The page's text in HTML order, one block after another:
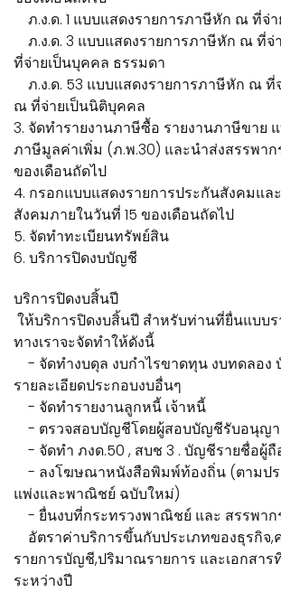
ภ.ง.ด. 1 แบบแสดงรายการภาษีหัก ณ ที่จ่า
ภ.ง.ด. 3 แบบแสดงรายการภาษีหัก ณ ที่
ที่จ่ายเป็นบุคคล ธรรมดา
ภ.ง.ด. 53 แบบแสดงรายการภาษีหัก ณ
ณ ที่จ่ายเป็นนิติบุคคล
3. จัดทำรายงานภาษีซื้อ รายงานภาษีขาย
ภาษีมูลค่าเพิ่ม (ภ.พ.30) และนำส่งสรรพาก
ของเดือนถัดไป
4. กรอกแบบแสดงรายการประกันสังคมแล
สังคมภายในวันที่ 15 ของเดือนถัดไป
5. จัดทำทะเบียนทรัพย์สิน
6. บริการปิดงบบัญชี
บริการปิดงบสิ้นปี
ให้บริการปิดงบสิ้นปี สำหรับท่านที่ยื่นแบบร
ทางเราจะจัดทำให้ดังนี้
- จัดทำงบดุล งบกำไรขาดทุน งบทดลอง
รายละเอียดประกอบงบอื่นๆ
- จัดทำรายงานลูกหนี้ เจ้าหนี้
- ตรวจสอบบัญชีโดยผู้สอบบัญชีรับอนุญ
- จัดทำ ภงด.50 , สบช 3 . บัญชีรายชื่อผู้
- ลงโฆษณาหนังสือพิมพ์ท้องถิ่น (ตามป
แพ่งและพาณิชย์ ฉบับใหม่)
- ยื่นงบที่กระทรวงพาณิชย์ และ สรรพาก
อัตราค่าบริการขึ้นกับประเภทของธุรกิจ
รายการบัญชี,ปริมาณรายการ และเอกสาร
ระหว่างปี